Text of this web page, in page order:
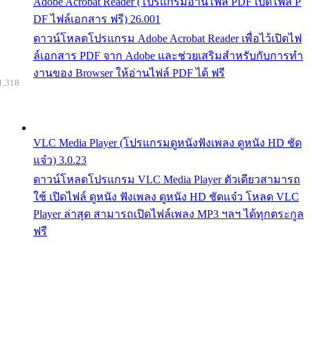
DF ไฟล์เอกสาร ฟรี) 26.001
ดาวน์โหลดโปรแกรม Adobe Acrobat Reader เพื่อไว้เปิดไฟ
ล์เอกสาร PDF จาก Adobe และช่วยเสริมสำหรับกับการทำ
งานของ Browser ให้อ่านไฟล์ PDF ได้ ฟรี
VLC Media Player (โปรแกรมดูหนังฟังเพลง ดูหนัง HD ชัด
แจ๋ว) 3.0.23
ดาวน์โหลดโปรแกรม VLC Media Player ตัวเดียวสามารถ
ใช้ เปิดไฟล์ ดูหนัง ฟังเพลง ดูหนัง HD ชัดแจ๋ว โหลด VLC
Player ล่าสุด สามารถเปิดไฟล์เพลง MP3 ฯลฯ ได้ทุกตระกูล
ฟรี